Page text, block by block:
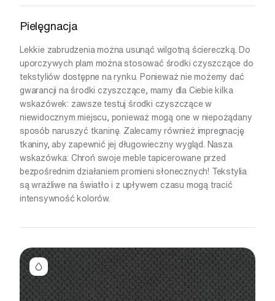
Pielęgnacja
Lekkie zabrudzenia można usunąć wilgotną ściereczką. Do
uporczywych plam można stosować środki czyszczące do
tekstyliów dostępne na rynku. Ponieważ nie możemy dać
gwarancji na środki czyszczące, mamy dla Ciebie kilka
wskazówek: zawsze testuj środki czyszczące w
niewidocznym miejscu, ponieważ mogą one w niepożądany
sposób naruszyć tkaninę. Zalecamy również impregnację
tkaniny, aby zapewnić jej długowieczny wygląd. Nasza
wskazówka: Chroń swoje meble tapicerowane przed
bezpośrednim działaniem promieni słonecznych! Tekstylia
są wrażliwe na światło i z upływem czasu mogą tracić
intensywność kolorów.